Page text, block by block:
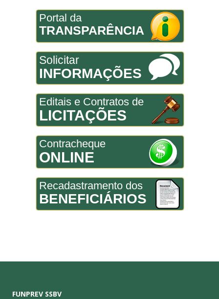
Portal da
TRANSPARÊNCIA
Solicitar
INFORMAÇÕES
Editais e Contratos de
LICITAÇÕES
Contracheque
ONLINE
Recadastramento dos
BENEFICIÁRIOS
FUNPREV SSBV